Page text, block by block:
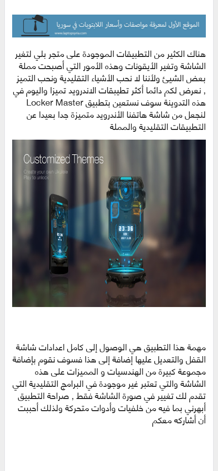
هناك الكثير من التطبيقات الموجودة على متجر بلي لتغير
الشاشة وتغير الأيقونات وهذه الأمور التي أصبحت مملة
بعض الشيئ ولأننا لا نحب الأشياء التقليدية ونحب التميز
, نعرض لكم دائما أكثر تطيبقات الاندرويد تميزا واليوم في
هذه التدوينة سوف نستعين بتطبيق Locker Master
لنجعل من شاشة هاتفنا الأندرويد متميزة جدا بعيدا عن
التطبيقات التقليدية والمملة
مهمة هذا التطبيق هي الوصول إلى كامل اعدادات شاشة
القفل والتعديل عليها إضافة إلى هذا فسوف نقوم بإضافة
مجموعة كبيرة من الهندسيات و المميزات على هذه
الشاشة والتي تعتبر غير موجودة في البرامج التقليدية التي
تقدم لك تغيير في صورة الشاشة فقط , صراحة التطبيق
أبهرني بما فيه من خلفيات وأدوات متحركة ولذلك أحببت
أن أشاركه معكم